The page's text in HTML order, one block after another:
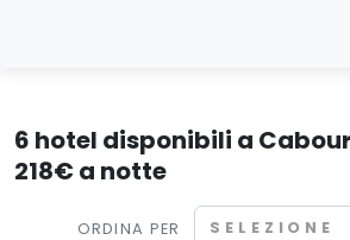
6 hotel disponibili a
218€ a notte
ORDINA PER SELEZIONE